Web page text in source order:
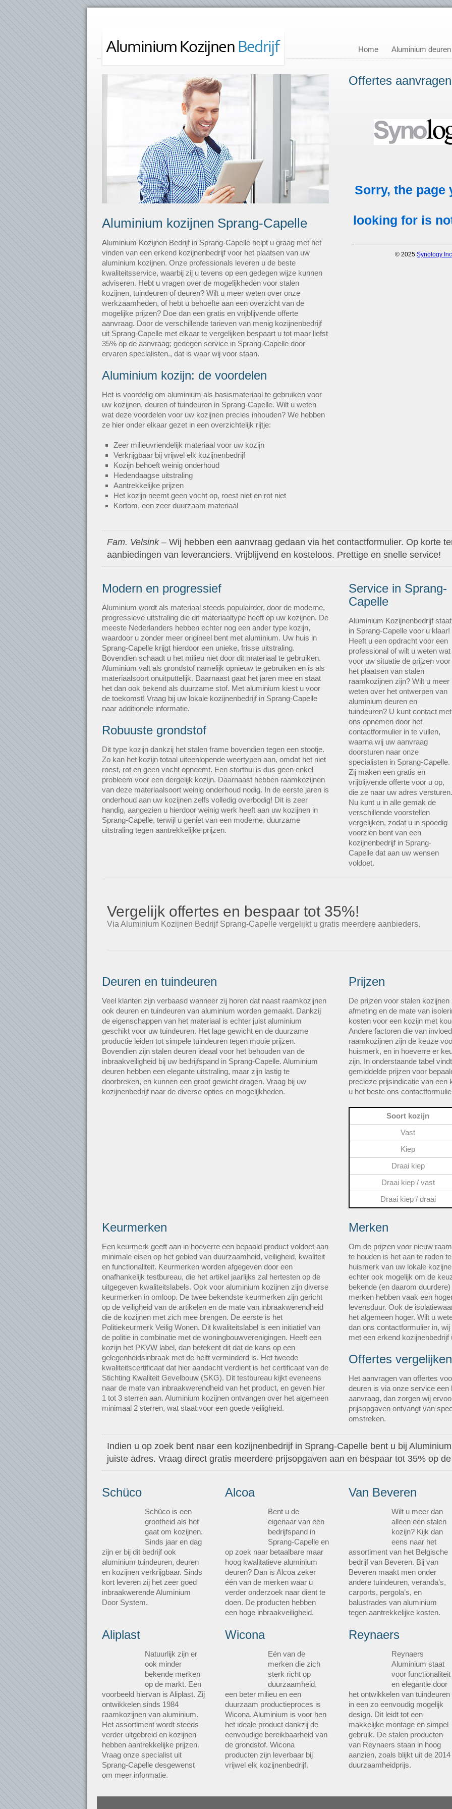
Home Aluminium deuren
Aluminium kozijnen Sprang-Capelle
Aluminium Kozijnen Bedrijf in Sprang-Capelle helpt u graag met het
vinden van een erkend kozijnenbedrijf voor het plaatsen van uw
aluminium kozijnen. Onze professionals leveren u de beste
kwaliteitsservice, waarbij zij u tevens op een gedegen wijze kunnen
adviseren. Hebt u vragen over de mogelijkheden voor stalen
kozijnen, tuindeuren of deuren? Wilt u meer weten over onze
werkzaamheden, of hebt u behoefte aan een overzicht van de
mogelijke prijzen? Doe dan een gratis en vrijblijvende offerte
aanvraag. Door de verschillende tarieven van menig kozijnenbedrijf
uit Sprang-Capelle met elkaar te vergelijken bespaart u tot maar liefst
35% op de aanvraag; gedegen service in Sprang-Capelle door
ervaren specialisten., dat is waar wij voor staan.
Aluminium kozijn: de voordelen
Het is voordelig om aluminium als basismateriaal te gebruiken voor
uw kozijnen, deuren of tuindeuren in Sprang-Capelle. Wilt u weten
wat deze voordelen voor uw kozijnen precies inhouden? We hebben
ze hier onder elkaar gezet in een overzichtelijk rijtje:
Zeer milieuvriendelijk materiaal voor uw kozijn
Verkrijgbaar bij vrijwel elk kozijnenbedrijf
Kozijn behoeft weinig onderhoud
Hedendaagse uitstraling
Aantrekkelijke prijzen
Het kozijn neemt geen vocht op, roest niet en rot niet
Kortom, een zeer duurzaam materiaal
Offertes aanvragen
Fam. Velsink– Wij hebben een aanvraag gedaan via het contactformulier. Op korte
aanbiedingen van leveranciers. Vrijblijvend en kosteloos. Prettige en snelle service!
Modern en progressief
Aluminium wordt als materiaal steeds populairder, door de moderne,
progressieve uitstraling die dit materiaaltype heeft op uw kozijnen. De
meeste Nederlanders hebben echter nog een ander type kozijn,
waardoor u zonder meer origineel bent met aluminium. Uw huis in
Sprang-Capelle krijgt hierdoor een unieke, frisse uitstraling.
Bovendien schaadt u het milieu niet door dit materiaal te gebruiken.
Aluminium valt als grondstof namelijk opnieuw te gebruiken en is als
materiaalsoort onuitputtelijk. Daarnaast gaat het jaren mee en staat
het dan ook bekend als duurzame stof. Met aluminium kiest u voor
de toekomst! Vraag bij uw lokale kozijnenbedrijf in Sprang-Capelle
naar additionele informatie.
Robuuste grondstof
Dit type kozijn dankzij het stalen frame bovendien tegen een stootje.
Zo kan het kozijn totaal uiteenlopende weertypen aan, omdat het niet
roest, rot en geen vocht opneemt. Een stortbui is dus geen enkel
probleem voor een dergelijk kozijn. Daarnaast hebben raamkozijnen
van deze materiaalsoort weinig onderhoud nodig. In de eerste jaren is
onderhoud aan uw kozijnen zelfs volledig overbodig! Dit is zeer
handig, aangezien u hierdoor weinig werk heeft aan uw kozijnen in
Sprang-Capelle, terwijl u geniet van een moderne, duurzame
uitstraling tegen aantrekkelijke prijzen.
Service in Sprang-
Capelle
Aluminium Kozijnenbedrijf staat
in Sprang-Capelle voor u klaar!
Heeft u een opdracht voor een
professional of wilt u weten wat
voor uw situatie de prijzen voor
het plaatsen van stalen
raamkozijnen zijn? Wilt u meer
weten over het ontwerpen van
aluminium deuren en
tuindeuren? U kunt contact met
ons opnemen door het
contactformulier in te vullen,
waarna wij uw aanvraag
doorsturen naar onze
specialisten in Sprang-Capelle.
Zij maken een gratis en
vrijblijvende offerte voor u op,
die ze naar uw adres versturen.
Nu kunt u in alle gemak de
verschillende voorstellen
vergelijken, zodat u in spoedig
voorzien bent van een
kozijnenbedrijf in Sprang-
Capelle dat aan uw wensen
voldoet.
Vergelijk offertes en bespaar tot 35%!
Via Aluminium Kozijnen Bedrijf Sprang-Capelle vergelijkt u gratis meerdere aanbieders.
Deuren en tuindeuren
Veel klanten zijn verbaasd wanneer zij horen dat naast raamkozijnen
ook deuren en tuindeuren van aluminium worden gemaakt. Dankzij
de eigenschappen van het materiaal is echter juist aluminium
geschikt voor uw tuindeuren. Het lage gewicht en de duurzame
productie leiden tot simpele tuindeuren tegen mooie prijzen.
Bovendien zijn stalen deuren ideaal voor het behouden van de
inbraakveiligheid bij uw bedrijfspand in Sprang-Capelle. Aluminium
deuren hebben een elegante uitstraling, maar zijn lastig te
doorbreken, en kunnen een groot gewicht dragen. Vraag bij uw
kozijnenbedrijf naar de diverse opties en mogelijkheden.
Prijzen
De prijzen voor stalen
afmeting en de mate van
kosten voor een kozijn met
Andere factoren die van
raamkozijnen zijn de keuze
huismerk, en in hoeverre er
zijn. In onderstaande tabel
gemiddelde prijzen voor
precieze prijsindicatie van een
u het beste ons
Soort kozijn
Vast
Kiep
Draai kiep
Draai kiep / vast
Draai kiep / draai
Keurmerken
Een keurmerk geeft aan in hoeverre een bepaald product voldoet aan
minimale eisen op het gebied van duurzaamheid, veiligheid, kwaliteit
en functionaliteit. Keurmerken worden afgegeven door een
onafhankelijk testbureau, die het artikel jaarlijks zal hertesten op de
uitgegeven kwaliteitslabels. Ook voor aluminium kozijnen zijn diverse
keurmerken in omloop. De twee bekendste keurmerken zijn gericht
op de veiligheid van de artikelen en de mate van inbraakwerendheid
die de kozijnen met zich mee brengen. De eerste is het
Politiekeurmerk Veilig Wonen. Dit kwaliteitslabel is een initiatief van
de politie in combinatie met de woningbouwverenigingen. Heeft een
kozijn het PKVW label, dan betekent dit dat de kans op een
gelegenheidsinbraak met de helft verminderd is. Het tweede
kwaliteitscertificaat dat hier aandacht verdient is het certificaat van de
Stichting Kwaliteit Gevelbouw (SKG). Dit testbureau kijkt eveneens
naar de mate van inbraakwerendheid van het product, en geven hier
1 tot 3 sterren aan. Aluminium kozijnen ontvangen over het algemeen
minimaal 2 sterren, wat staat voor een goede veiligheid.
Merken
Om de prijzen voor nieuw
te houden is het aan te raden
huismerk van uw lokale
echter ook mogelijk om de
bekende (en daarom
merken hebben vaak een
levensduur. Ook de
het algemeen hoger. Wilt u
dan ons contactformulier in,
met een erkend kozijnenbedrijf
Offertes vergelijken
Het aanvragen van offertes
deuren is via onze service
aanvraag, dan zorgen wij
prijsopgaven ontvangt van
omstreken.
Indien u op zoek bent naar een kozijnenbedrijf in Sprang-Capelle bent u bij
juiste adres. Vraag direct gratis meerdere prijsopgaven aan en bespaar tot 35% op
Schüco
Schüco is een
grootheid als het
gaat om kozijnen.
Sinds jaar en dag
zijn er bij dit bedrijf ook
aluminium tuindeuren, deuren
en kozijnen verkrijgbaar. Sinds
kort leveren zij het zeer goed
inbraakwerende Aluminium
Door System.
Alcoa
Bent u de
eigenaar van een
bedrijfspand in
Sprang-Capelle en
op zoek naar betaalbare maar
hoog kwalitatieve aluminium
deuren? Dan is Alcoa zeker
één van de merken waar u
verder onderzoek naar dient te
doen. De producten hebben
een hoge inbraakveiligheid.
Van Beveren
Wilt u meer dan
alleen een stalen
kozijn? Kijk dan
eens naar het
assortiment van het Belgische
bedrijf van Beveren. Bij van
Beveren maakt men onder
andere tuindeuren, veranda’s,
carports, pergola’s, en
balustrades van aluminium
tegen aantrekkelijke kosten.
Aliplast
Natuurlijk zijn er
ook minder
bekende merken
op de markt. Een
voorbeeld hiervan is Aliplast. Zij
ontwikkelen sinds 1984
raamkozijnen van aluminium.
Het assortiment wordt steeds
verder uitgebreid en kozijnen
hebben aantrekkelijke prijzen.
Vraag onze specialist uit
Sprang-Capelle desgewenst
om meer informatie.
Wicona
Eén van de
merken die zich
sterk richt op
duurzaamheid,
een beter milieu en een
duurzaam productieproces is
Wicona. Aluminium is voor hen
het ideale product dankzij de
eenvoudige bereikbaarheid van
de grondstof. Wicona
producten zijn leverbaar bij
vrijwel elk kozijnenbedrijf.
Reynaers
Reynaers
Aluminium staat
voor functionaliteit
en elegantie door
het ontwikkelen van tuindeuren
in een zo eenvoudig mogelijk
design. Dit leidt tot een
makkelijke montage en simpel
gebruik. De stalen producten
van Reynaers staan in hoog
aanzien, zoals blijkt uit de 2014
duurzaamheidprijs.